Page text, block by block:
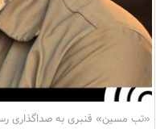
«تب مسین» قنبری به صداگذاری